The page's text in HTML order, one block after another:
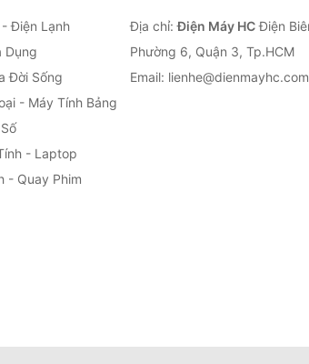
Điện Lạnh
Dụng
Đời Sống
- Máy Tính Bảng
- Laptop
- Quay Phim
Địa chỉ:Điện Máy HCĐiện
Phường 6, Quận 3, Tp.HCM
Email: lienhe@dienmayhc.com